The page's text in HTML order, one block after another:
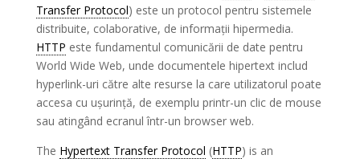
Transfer Protocol) este un protocol pentru sistemele
distribuite, colaborative, de informații hipermedia.
HTTP este fundamentul comunicării de date pentru
World Wide Web, unde documentele hipertext includ
hyperlink-uri către alte resurse la care utilizatorul poate
accesa cu ușurință, de exemplu printr-un clic de mouse
sau atingând ecranul într-un browser web.
The Hypertext Transfer Protocol (HTTP) is an